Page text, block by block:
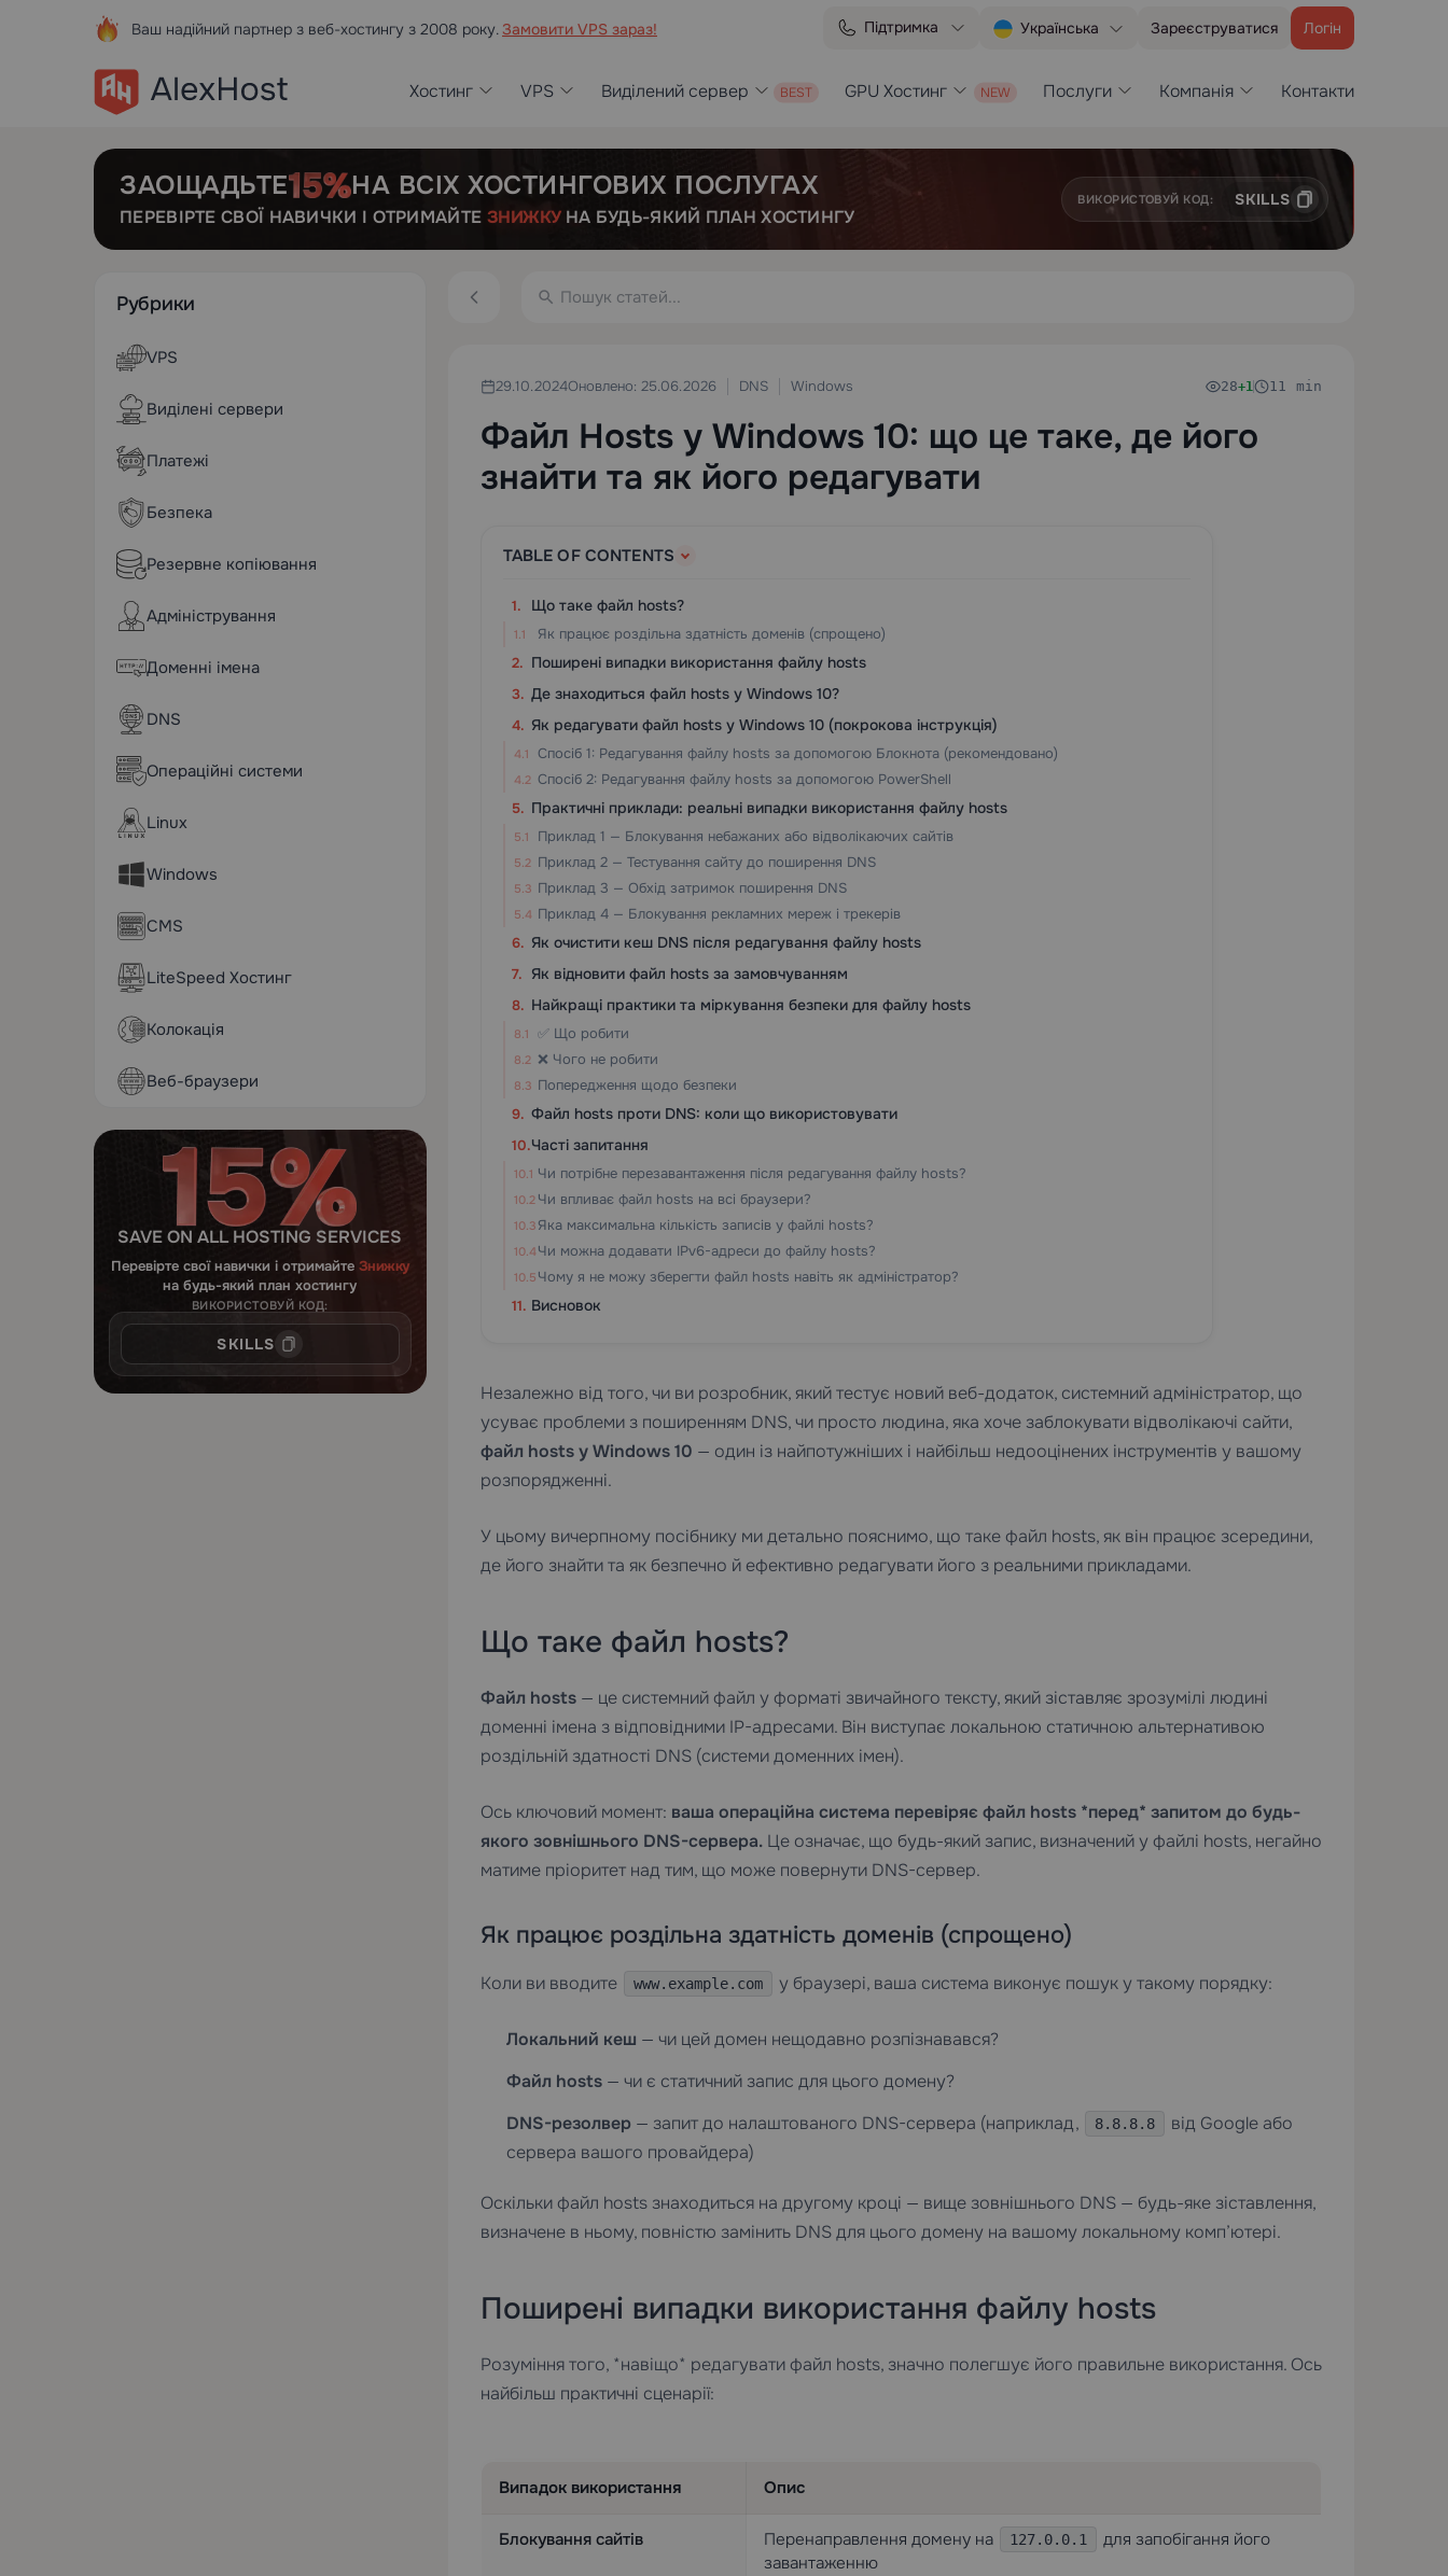
Ваш надійний партнер з веб-хостингу з 2008 року. Замовити VPS зараз! Підтримка Українська Зареєструватися Логін
Хостинг VPS Виділений сервер GPU Хостинг Послуги Компанія Контакти
ЗАОЩАДЬТЕ НА ВСІХ ХОСТИНГОВИХ ПОСЛУГАХ
ПЕРЕВІРТЕ СВОЇ НАВИЧКИ І ОТРИМАЙТЕ ЗНИЖКУНА БУДЬ-ЯКИЙ ПЛАН ХОСТИНГУ
ВИКОРИСТОВУЙ КОД: SKILLS
Рубрики
VPS
Виділені сервери
Платежі
Безпека
Резервне копіювання
Адміністрування
Доменні імена
DNS
Операційні системи
Linux
Windows
CMS
LiteSpeed Хостинг
Колокація
Веб-браузери
SAVE ON ALL HOSTING SERVICES
Перевірте свої навички і отримайте Знижку
на будь-який план хостингу
ВИКОРИСТОВУЙ КОД:
SKILLS
29.10.2024Оновлено: 25.06.2026 DNS Windows 28+1 11 min
Файл Hosts у Windows 10: що це таке, де його
знайти та як його редагувати
TABLE OF CONTENTS
Що таке файл hosts?
Як працює роздільна здатність доменів (спрощено)
Поширені випадки використання файлу hosts
Де знаходиться файл hosts у Windows 10?
Як редагувати файл hosts у Windows 10 (покрокова інструкція)
Спосіб 1: Редагування файлу hosts за допомогою Блокнота (рекомендовано)
Спосіб 2: Редагування файлу hosts за допомогою PowerShell
Практичні приклади: реальні випадки використання файлу hosts
Приклад 1 — Блокування небажаних або відволікаючих сайтів
Приклад 2 — Тестування сайту до поширення DNS
Приклад 3 — Обхід затримок поширення DNS
Приклад 4 — Блокування рекламних мереж і трекерів
Як очистити кеш DNS після редагування файлу hosts
Як відновити файл hosts за замовчуванням
Найкращі практики та міркування безпеки для файлу hosts
✅ Що робити
❌ Чого не робити
Попередження щодо безпеки
Файл hosts проти DNS: коли що використовувати
Часті запитання
Чи потрібне перезавантаження після редагування файлу hosts?
Чи впливає файл hosts на всі браузери?
Яка максимальна кількість записів у файлі hosts?
Чи можна додавати IPv6-адреси до файлу hosts?
Чому я не можу зберегти файл hosts навіть як адміністратор?
Висновок
Незалежно від того, чи ви розробник, який тестує новий веб-додаток, системний адміністратор, що
усуває проблеми з поширенням DNS, чи просто людина, яка хоче заблокувати відволікаючі сайти,
файл hosts у Windows 10 — один із найпотужніших і найбільш недооцінених інструментів у вашому
розпорядженні.
У цьому вичерпному посібнику ми детально пояснимо, що таке файл hosts, як він працює зсередини,
де його знайти та як безпечно й ефективно редагувати його з реальними прикладами.
Що таке файл hosts?
Файл hosts— це системний файл у форматі звичайного тексту, який зіставляє зрозумілі людині
доменні імена з відповідними IP-адресами. Він виступає локальною статичною альтернативою
роздільній здатності DNS (системи доменних імен).
Ось ключовий момент: ваша операційна система перевіряє файл hosts *перед* запитом до будь-
якого зовнішнього DNS-сервера.Це означає, що будь-який запис, визначений у файлі hosts, негайно
матиме пріоритет над тим, що може повернути DNS-сервер.
Як працює роздільна здатність доменів (спрощено)
Коли ви вводите www.example.com у браузері, ваша система виконує пошук у такому порядку:
Локальний кеш — чи цей домен нещодавно розпізнавався?
Файл hosts— чи є статичний запис для цього домену?
DNS-резолвер — запит до налаштованого DNS-сервера (наприклад, 8.8.8.8
від Google або
сервера вашого провайдера)
Оскільки файл hosts знаходиться на другому кроці — вище зовнішнього DNS — будь-яке зіставлення,
визначене в ньому, повністю замінить DNS для цього домену на вашому локальному комп’ютері.
Поширені випадки використання файлу hosts
Розуміння того, *навіщо* редагувати файл hosts, значно полегшує його правильне використання. Ось
найбільш практичні сценарії:
Випадок використання Опис
Блокування сайтів Перенаправлення домену на 127.0.0.1
для запобігання його
завантаженню